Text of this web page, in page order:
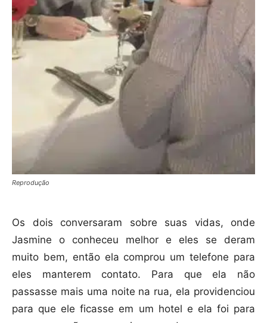
Reprodução
Os dois conversaram sobre suas vidas, onde
Jasmine o conheceu melhor e eles se deram
muito bem, então ela comprou um telefone para
eles manterem contato. Para que ela não
passasse mais uma noite na rua, ela providenciou
para que ele ficasse em um hotel e ela foi para